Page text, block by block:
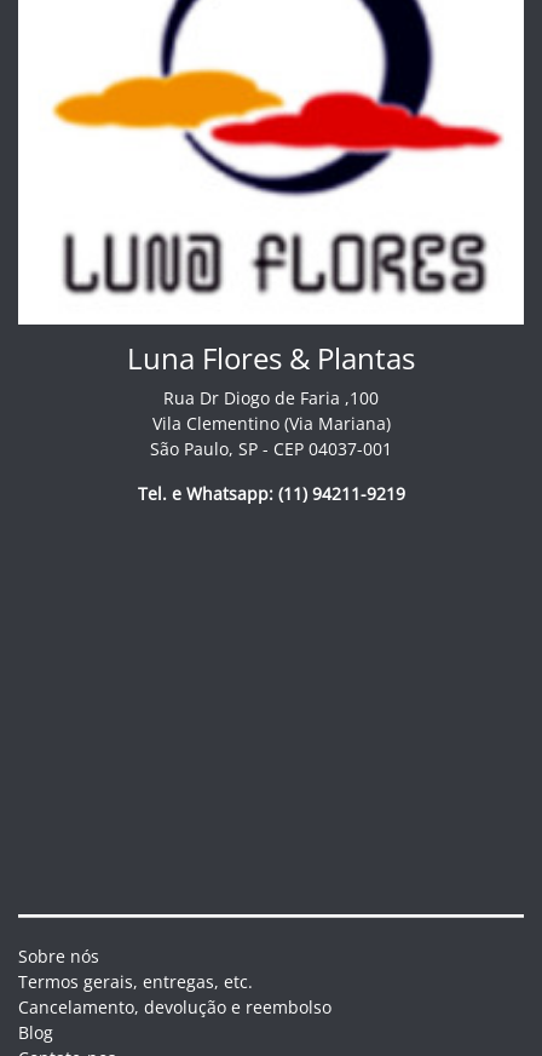
Luna Flores & Plantas
Rua Dr Diogo de Faria ,100
Vila Clementino (Via Mariana)
São Paulo, SP - CEP 04037-001
Tel. e Whatsapp: (11) 94211-9219
Sobre nós
Termos gerais, entregas, etc.
Cancelamento, devolução e reembolso
Blog